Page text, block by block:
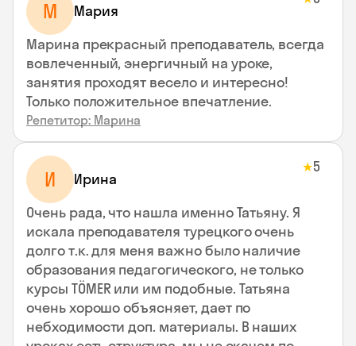
М Мария
Марина прекрасный преподаватель, всегда
вовлеченный, энергичный на уроке,
занятия проходят весело и интересно!
Только положительное впечатление.
Репетитор: Марина
И Ирина
★5
Очень рада, что нашла именно Татьяну. Я
искала преподавателя турецкого очень
долго т.к. для меня важно было наличие
образования педагогического, не только
курсы TÖMER или им подобные. Татьяна
очень хорошо объясняет, дает по
небходимости доп. материалы. В наших